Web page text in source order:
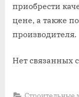
приобрести
цене, а также
производителя.
Нет связанных